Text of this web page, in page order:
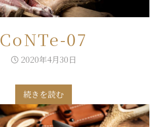
CoNTe-07
2020年4月30日
続きを読む